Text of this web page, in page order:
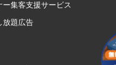
ー集客支援サービス
放題広告